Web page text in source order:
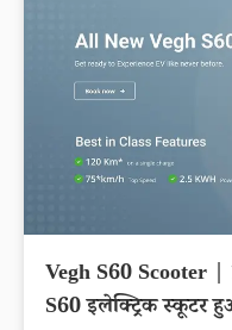
Vegh S60 Scooter
S60 इलेक्ट्रिक स्कूटर